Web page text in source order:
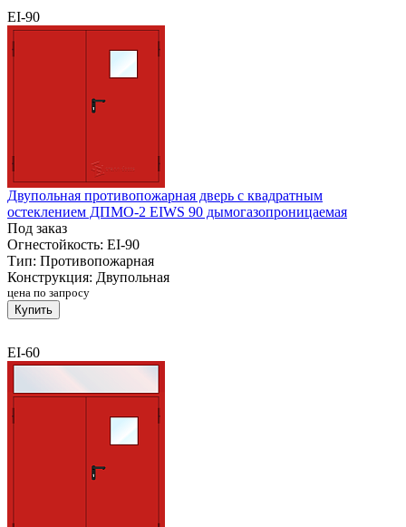
EI-90
Двупольная противопожарная дверь с квадратным
остеклением ДПМО-2 EIWS 90 дымогазопроницаемая
Под заказ
Огнестойкость: EI-90
Тип: Противопожарная
Конструкция: Двупольная
цена по запросу
Купить
EI-60